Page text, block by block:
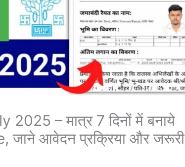
– मात्र 7 दिनों में बनाये
जाने आवेदन प्रक्रिया और जरूरी